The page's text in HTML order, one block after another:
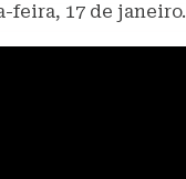
feira, 17 de janeiro.